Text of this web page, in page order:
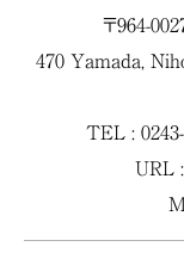
〒964-
470 Yamada,
TEL :
URL :